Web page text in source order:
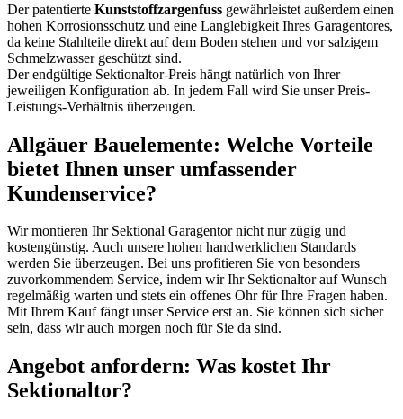
Der patentierte Kunststoffzargenfuss gewährleistet außerdem einen
hohen Korrosionsschutz und eine Langlebigkeit Ihres Garagentores,
da keine Stahlteile direkt auf dem Boden stehen und vor salzigem
Schmelzwasser geschützt sind.
Der endgültige Sektionaltor-Preis hängt natürlich von Ihrer
jeweiligen Konfiguration ab. In jedem Fall wird Sie unser Preis-
Leistungs-Verhältnis überzeugen.
Allgäuer Bauelemente: Welche Vorteile
bietet Ihnen unser umfassender
Kundenservice?
Wir montieren Ihr Sektional Garagentor nicht nur zügig und
kostengünstig. Auch unsere hohen handwerklichen Standards
werden Sie überzeugen. Bei uns profitieren Sie von besonders
zuvorkommendem Service, indem wir Ihr Sektionaltor auf Wunsch
regelmäßig warten und stets ein offenes Ohr für Ihre Fragen haben.
Mit Ihrem Kauf fängt unser Service erst an. Sie können sich sicher
sein, dass wir auch morgen noch für Sie da sind.
Angebot anfordern: Was kostet Ihr
Sektionaltor?